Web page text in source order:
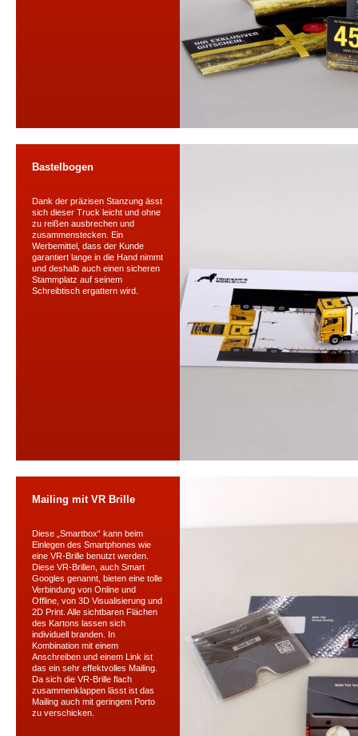
Bastelbogen
Dank der präzisen Stanzung ässt
sich dieser Truck leicht und ohne
zu reißen ausbrechen und
zusammenstecken. Ein
Werbemittel, dass der Kunde
garantiert lange in die Hand nimmt
und deshalb auch einen sicheren
Stammplatz auf seinem
Schreibtisch ergattern wird.
Mailing mit VR Brille
Diese „Smartbox“ kann beim
Einlegen des Smartphones wie
eine VR-Brille benutzt werden.
Diese VR-Brillen, auch Smart
Googles genannt, bieten eine tolle
Verbindung von Online und
Offline, von 3D Visualisierung und
2D Print. Alle sichtbaren Flächen
des Kartons lassen sich
individuell branden. In
Kombination mit einem
Anschreiben und einem Link ist
das ein sehr effektvolles Mailing.
Da sich die VR-Brille flach
zusammenklappen lässt ist das
Mailing auch mit geringem Porto
zu verschicken.